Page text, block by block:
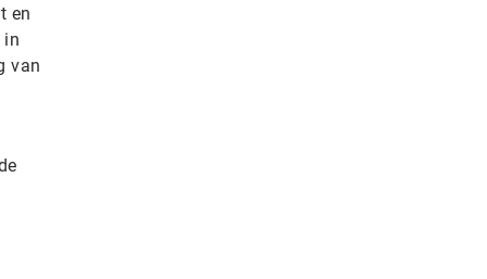
en
in
van